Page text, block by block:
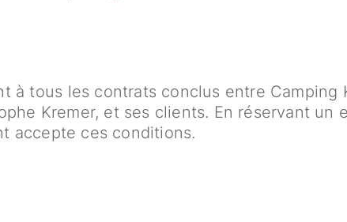
à tous les contrats conclus entre Camping
Kremer, et ses clients. En réservant un
accepte ces conditions.